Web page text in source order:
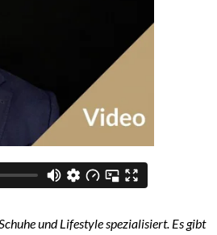
und Lifestyle spezialisiert. Es gibt